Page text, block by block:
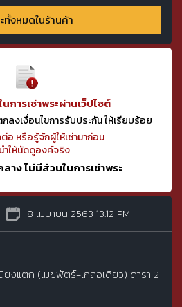
ทั้งหมดในร้านค้า
การเช่าพระผ่านเว็ปไซต์
งเงื่อนไขการรับประกัน ให้เรียบร้อย
อ หรือรู้จักผู้ให้เช่ามาก่อน
ำให้นัดดูองค์จริง
าง ไม่มีส่วนในการเช่าพระ
8 เมษายน 2563 13:12 PM
งแตก (เมฆพัตร์-เกลอเดี่ยว) ดารา 2